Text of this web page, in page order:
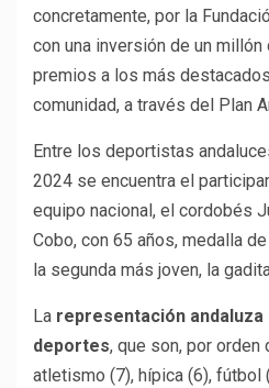
concretamente, por la
con una inversión de un
premios a los más
comunidad, a través del Plan
Entre los deportistas
2024 se encuentra el
equipo nacional, el cordobés
Cobo, con 65 años, medalla
la segunda más joven, la
La representación andaluza
deportes, que son, por orden
atletismo (7), hípica (6), fútbol